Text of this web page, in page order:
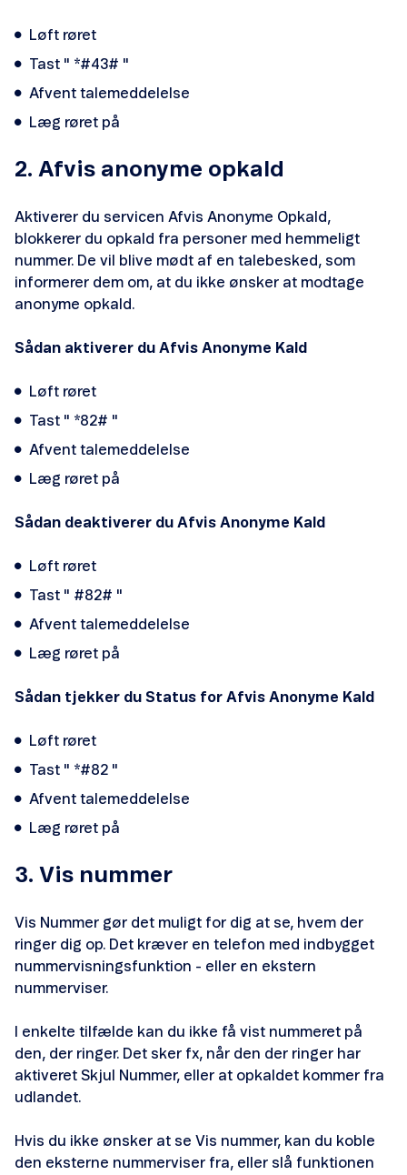
Løft røret
Tast " *#43# "
Afvent talemeddelelse
Læg røret på
2. Afvis anonyme opkald
Aktiverer du servicen Afvis Anonyme Opkald,
blokkerer du opkald fra personer med hemmeligt
nummer. De vil blive mødt af en talebesked, som
informerer dem om, at du ikke ønsker at modtage
anonyme opkald.
Sådan aktiverer du Afvis Anonyme Kald
Løft røret
Tast " *82# "
Afvent talemeddelelse
Læg røret på
Sådan deaktiverer du Afvis Anonyme Kald
Løft røret
Tast " #82# "
Afvent talemeddelelse
Læg røret på
Sådan tjekker du Status for Afvis Anonyme Kald
Løft røret
Tast " *#82 "
Afvent talemeddelelse
Læg røret på
3. Vis nummer
Vis Nummer gør det muligt for dig at se, hvem der
ringer dig op. Det kræver en telefon med indbygget
nummervisningsfunktion - eller en ekstern
nummerviser.
I enkelte tilfælde kan du ikke få vist nummeret på
den, der ringer. Det sker fx, når den der ringer har
aktiveret Skjul Nummer, eller at opkaldet kommer fra
udlandet.
Hvis du ikke ønsker at se Vis nummer, kan du koble
den eksterne nummerviser fra, eller slå funktionen